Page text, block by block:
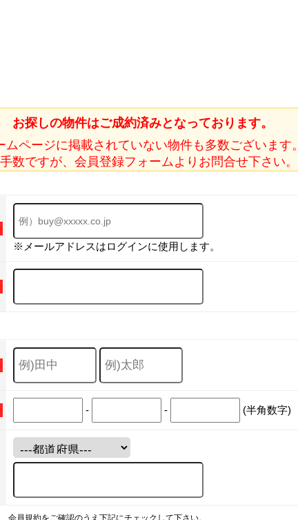
お探しの物件はご成約済みとなっております。
ムページに掲載されていない物件も多数ございます。
数ですが、会員登録フォームよりお問合せ下さい。
※メールアドレスはログインに使用します。
- - (半角数字)
会員規約をご確認のうえ下記にチェックして下さい。